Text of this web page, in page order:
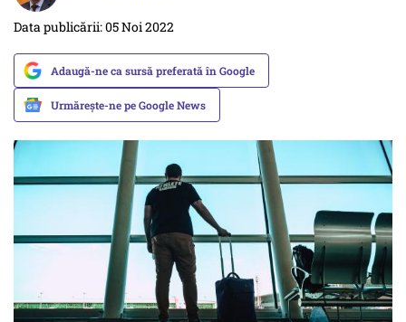
Data publicării: 05 Noi 2022
Adaugă-ne ca sursă preferată în Google
Urmărește-ne pe Google News